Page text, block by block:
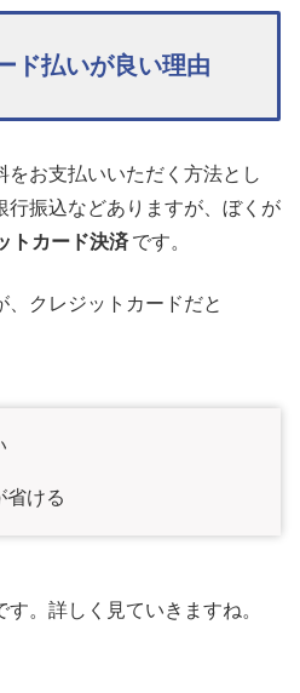
ド払いが良い理由
をお支払いいただく方法とし
行振込などありますが、ぼくが
トカード決済 です。
クレジットカードだと
省ける
。詳しく見ていきますね。